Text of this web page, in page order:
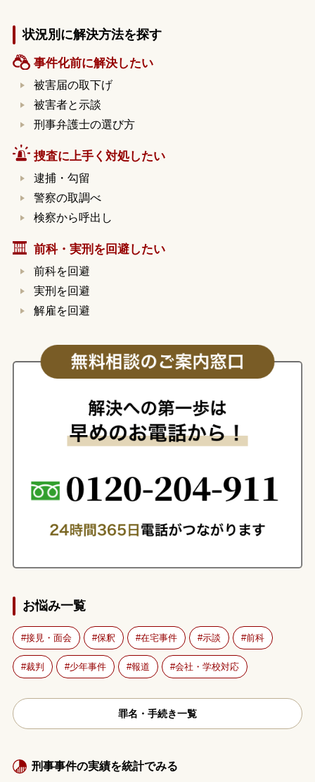
状況別に解決方法を探す
事件化前に解決したい
被害届の取下げ
被害者と示談
刑事弁護士の選び方
捜査に上手く対処したい
逮捕・勾留
警察の取調べ
検察から呼出し
前科・実刑を回避したい
前科を回避
実刑を回避
解雇を回避
お悩み一覧
接見・面会 保釈 在宅事件 示談 前科
裁判 少年事件 報道 会社・学校対応
罪名・手続き一覧
刑事事件の実績を統計でみる